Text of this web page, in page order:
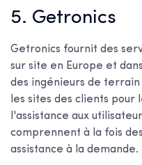
5. Getronics
Getronics fournit des
sur site en Europe et
des ingénieurs de
les sites des clients
l'assistance aux
comprennent à la fois
assistance à la demande.